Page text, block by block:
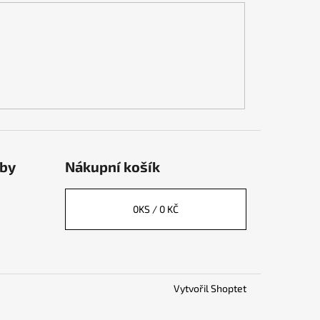
Nákupní košík
0KS / 0 KČ
Vytvořil Shoptet